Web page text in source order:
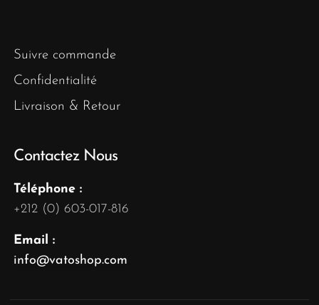
Suivre commande
Confidentialité
Livraison & Retour
Contactez Nous
Téléphone :
+212 (0) 603-017-816
Email :
info@vatoshop.com